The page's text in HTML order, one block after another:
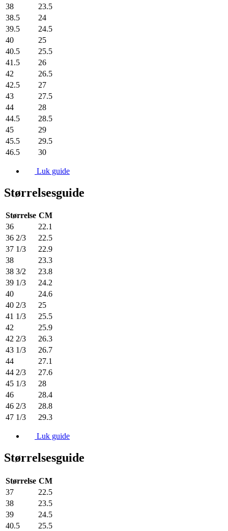
38
23.5
38.5
24
39.5
24.5
40
25
40.5
25.5
41.5
26
42
26.5
42.5
27
43
27.5
44
28
44.5
28.5
45
29
45.5
29.5
46.5
30
Luk guide
Størrelsesguide
Størrelse CM
36
22.1
36 2/3
22.5
37 1/3
22.9
38
23.3
38 3/2
23.8
39 1/3
24.2
40
24.6
40 2/3
25
41 1/3
25.5
42
25.9
42 2/3
26.3
43 1/3
26.7
44
27.1
44 2/3
27.6
45 1/3
28
46
28.4
46 2/3
28.8
47 1/3
29.3
Luk guide
Størrelsesguide
Størrelse CM
37
22.5
38
23.5
39
24.5
40.5
25.5